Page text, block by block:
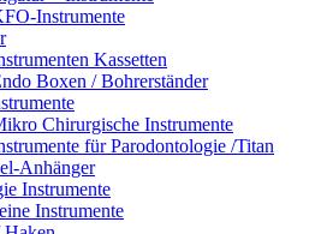
Instrumente
Kassetten
Boxen / Bohrerständer
Chirurgische Instrumente
für Parodontologie /Titan
Anhänger
Instrumente
Instrumente